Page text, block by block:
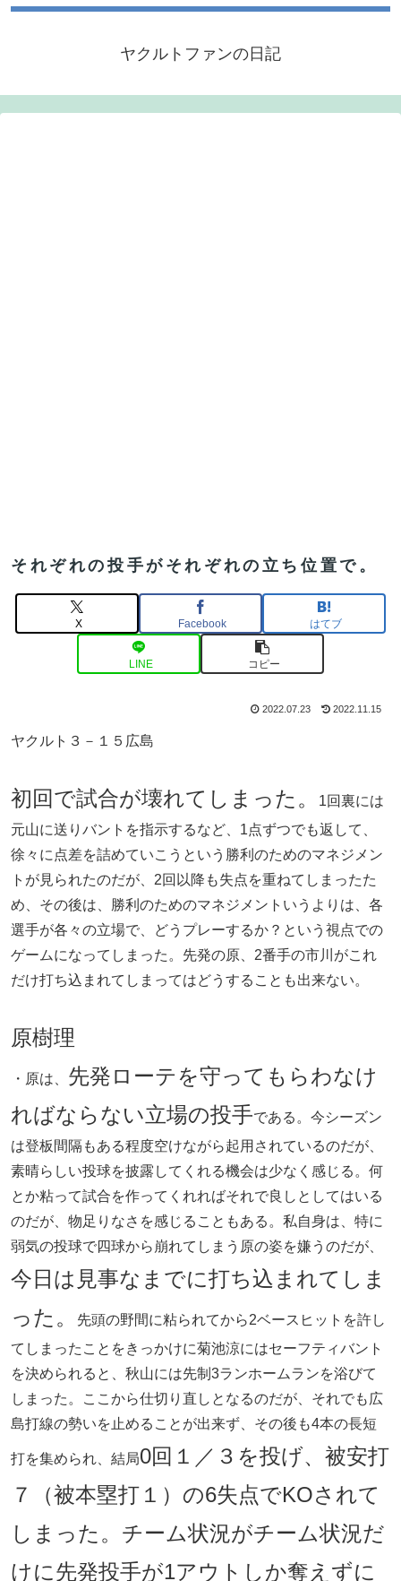
ヤクルトファンの日記
それぞれの投手がそれぞれの立ち位置で。
X Facebook はてブ
LINE コピー
2022.07.23 2022.11.15
ヤクルト３－１５広島
初回で試合が壊れてしまった。
1回裏には
元山に送りバントを指示するなど、1点ずつでも返して、
徐々に点差を詰めていこうという勝利のためのマネジメン
トが見られたのだが、2回以降も失点を重ねてしまったた
め、その後は、勝利のためのマネジメントいうよりは、各
選手が各々の立場で、どうプレーするか？という視点での
ゲームになってしまった。先発の原、2番手の市川がこれ
だけ打ち込まれてしまってはどうすることも出来ない。
原樹理
・原は、 先発ローテを守ってもらわなけ
ればならない立場の投手である。今シーズン
は登板間隔もある程度空けながら起用されているのだが、
素晴らしい投球を披露してくれる機会は少なく感じる。何
とか粘って試合を作ってくれればそれで良しとしてはいる
のだが、物足りなさを感じることもある。私自身は、特に
弱気の投球で四球から崩れてしまう原の姿を嫌うのだが、
今日は見事なまでに打ち込まれてしま
った。
先頭の野間に粘られてから2ベースヒットを許し
てしまったことをきっかけに菊池涼にはセーフティバント
を決められると、秋山には先制3ランホームランを浴びて
しまった。ここから仕切り直しとなるのだが、それでも広
島打線の勢いを止めることが出来ず、その後も4本の長短
打を集められ、結局0回１／３を投げ、被安打
７（被本塁打１）の6失点でKOされて
しまった。チーム状況がチーム状況だ
けに先発投手が1アウトしか奪えずに